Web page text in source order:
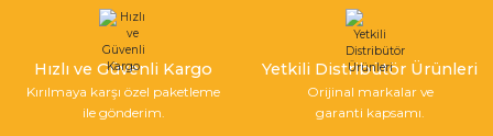
Hızlı ve Güvenli Kargo
Kırılmaya karşı özel paketleme
ile gönderim.
Yetkili Distribütör Ürünleri
Orijinal markalar ve
garanti kapsamı.